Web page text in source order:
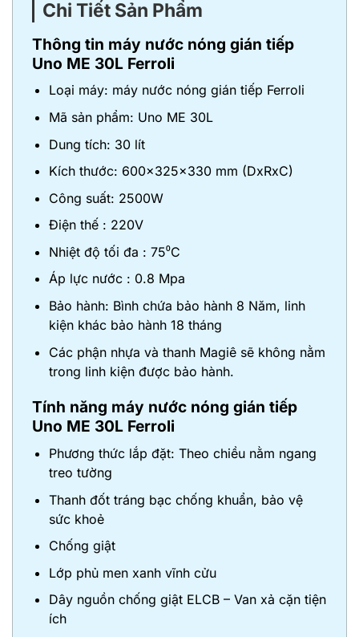
Chi Tiết Sản Phẩm
Thông tin máy nước nóng gián tiếp
Uno ME 30L Ferroli
Loại máy: máy nước nóng gián tiếp Ferroli
Mã sản phẩm: Uno ME 30L
Dung tích: 30 lít
Kích thước: 600x325x330 mm (DxRxC)
Công suất: 2500W
Điện thế : 220V
Nhiệt độ tối đa : 75⁰C
Áp lực nước : 0.8 Mpa
Bảo hành: Bình chứa bảo hành 8 Năm, linh
kiện khác bảo hành 18 tháng
Các phận nhựa và thanh Magiê sẽ không nằm
trong linh kiện được bảo hành.
Tính năng máy nước nóng gián tiếp
Uno ME 30L Ferroli
Phương thức lắp đặt: Theo chiều nằm ngang
treo tường
Thanh đốt tráng bạc chống khuẩn, bảo vệ
sức khoẻ
Chống giật
Lớp phủ men xanh vĩnh cửu
Dây nguồn chống giật ELCB – Van xả cặn tiện
ích